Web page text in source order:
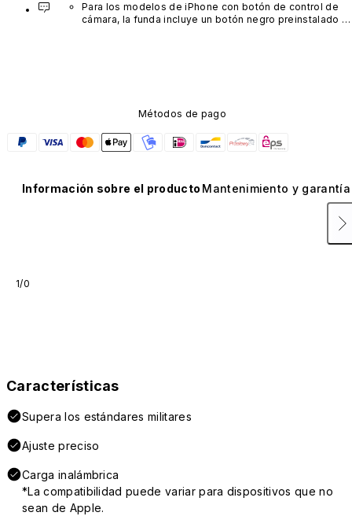
Para los modelos de iPhone con botón de control de
cámara, la funda incluye un botón negro preinstalado
Métodos de pago
Información sobre el producto Mantenimiento y garantía
1/0
Características
Supera los estándares militares
Ajuste preciso
Carga inalámbrica
*La compatibilidad puede variar para dispositivos que no
sean de Apple.